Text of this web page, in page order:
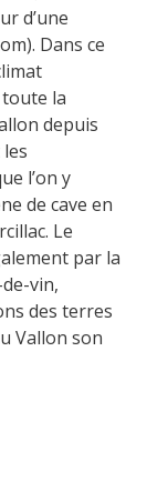
d’une
Dans ce
la
depuis
l’on y
de cave en
Le
par la
vin,
des terres
Vallon son